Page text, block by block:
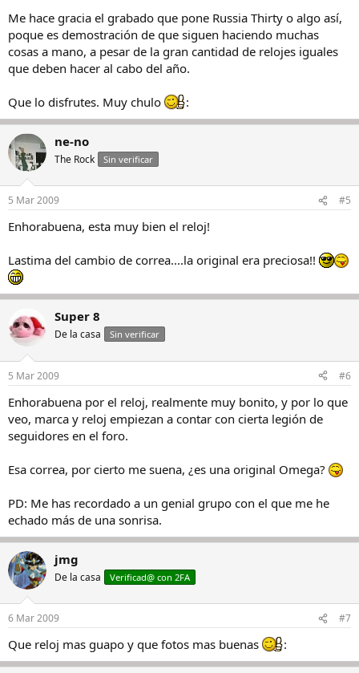
Me hace gracia el grabado que pone Russia Thirty o algo así,
poque es demostración de que siguen haciendo muchas
cosas a mano, a pesar de la gran cantidad de relojes iguales
que deben hacer al cabo del año.
Que lo disfrutes. Muy chulo :
ne-no
The Rock Sin verificar
5 Mar 2009 #5
Enhorabuena, esta muy bien el reloj!
Lastima del cambio de correa....la original era preciosa!!
Super 8
De la casa Sin verificar
5 Mar 2009 #6
Enhorabuena por el reloj, realmente muy bonito, y por lo que
veo, marca y reloj empiezan a contar con cierta legión de
seguidores en el foro.
Esa correa, por cierto me suena, ¿es una original Omega?
PD: Me has recordado a un genial grupo con el que me he
echado más de una sonrisa.
jmg
De la casa Verificad@ con 2FA
6 Mar 2009 #7
Que reloj mas guapo y que fotos mas buenas :